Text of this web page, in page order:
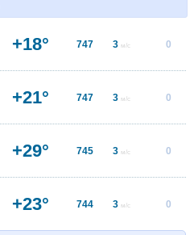
+18° 747 3 м/с 0
+21° 747 3 м/с 0
+29° 745 3 м/с 0
+23° 744 3 м/с 0